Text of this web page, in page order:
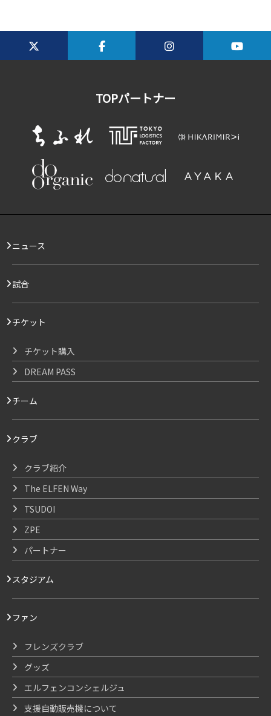
TOPパートナー
ニュース
試合
チケット
チケット購入
DREAM PASS
チーム
クラブ
クラブ紹介
The ELFEN Way
TSUDOI
ZPE
パートナー
スタジアム
ファン
フレンズクラブ
グッズ
エルフェンコンシェルジュ
支援自動販売機について